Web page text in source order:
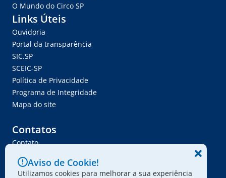
O Mundo do Circo SP
Links Úteis
Ouvidoria
Portal da transparência
SIC.SP
SCEIC-SP
Política de Privacidade
Programa de Integridade
Mapa do site
Contatos
Contato
Ser Fornecedor
Aviso de Cookie!
Utilizamos cookies para melhorar a sua experiência